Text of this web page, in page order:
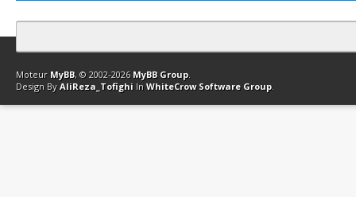
Contact Club Affiliation Retourner en haut Version bas-débit
Moteur MyBB, © 2002-2026 MyBB Group.
Design By AliReza_Tofighi In WhiteCrow Software Group.